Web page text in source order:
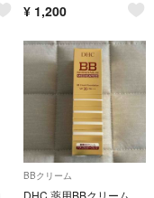
¥ 1,200
BBクリーム